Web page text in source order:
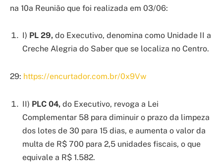
na 10a Reunião que foi realizada em 03/06:
I) PL 29, do Executivo, denomina como Unidade II a
Creche Alegria do Saber que se localiza no Centro.
29: https://encurtador.com.br/0x9Vw
II) PLC 04, do Executivo, revoga a Lei
Complementar 58 para diminuir o prazo da limpeza
dos lotes de 30 para 15 dias, e aumenta o valor da
multa de R$ 700 para 2,5 unidades fiscais, o que
equivale a R$ 1.582.